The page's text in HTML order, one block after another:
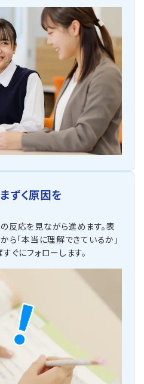
学校・丸山台中学校・南中学校・
ずく原因を
反応を見ながら進めます。表
ら「本当に理解できているか」
ぐにフォローします。